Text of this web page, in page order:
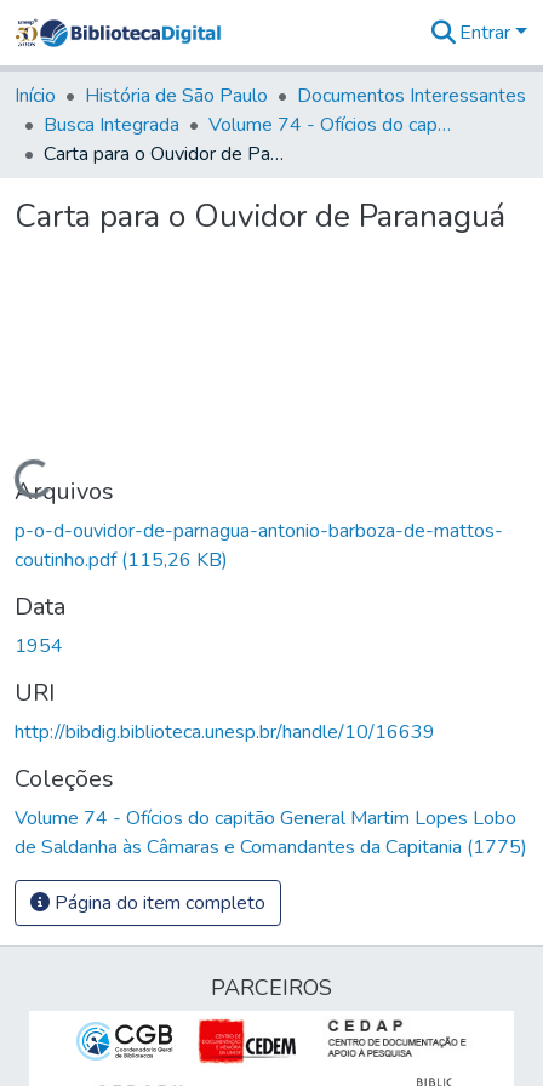
&
Coleções
Tudo na
Biblioteca
Estatísticas
Entrar
Início História de São Paulo
Documentos Interessantes
Busca Integrada
Volume 74 - Ofícios do capitão General Martim Lopes Lobo de Saldanha às Câmaras e Comandantes da Capitania (1775)
Carta para o Ouvidor de Paranaguá
Carta para o Ouvidor de Paranaguá
Carregando...
Arquivos
p-o-d-ouvidor-de-parnagua-antonio-barboza-de-mattos-
coutinho.pdf(115,26 KB)
Data
1954
URI
http://bibdig.biblioteca.unesp.br/handle/10/16639
Coleções
Volume 74 - Ofícios do capitão General Martim Lopes Lobo
de Saldanha às Câmaras e Comandantes da Capitania (1775)
Página do item completo
PARCEIROS